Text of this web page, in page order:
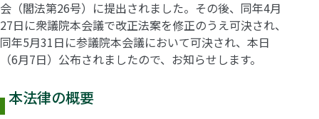
会（閣法第26号）に提出されました。その後、同年4月
27日に衆議院本会議で改正法案を修正のうえ可決され、
同年5月31日に参議院本会議において可決され、本日
（6月7日）公布されましたので、お知らせします。
本法律の概要